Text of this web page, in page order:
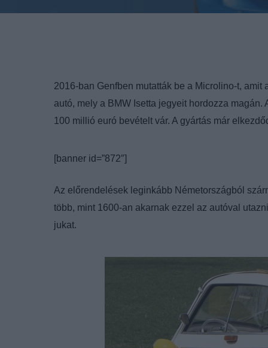
2016-ban Genfben mutatták be a Microlino-t,
autó, mely a BMW Isetta jegyeit hordozza
100 millió euró bevételt vár. A gyártás már
[banner id=”872″]
Az előrendelések leginkább Németországból
több, mint 1600-an akarnak ezzel az autóval
jukat.